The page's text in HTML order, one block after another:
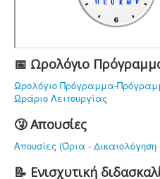
ΔΡΑΣΤΗΡΙΟΤΗΤΕΣ
ΝΟΜΟΘΕΣΙΑ
ΕΠΙΚΟΙΝΩΝΙΑ
📅 Ωρολόγιο
Ωρολόγιο Πρόγραμμα-
Ωράριο Λειτουργίας
🤧 Απουσίες
Απουσίες (Όρια -
📝 Ενισχυτική